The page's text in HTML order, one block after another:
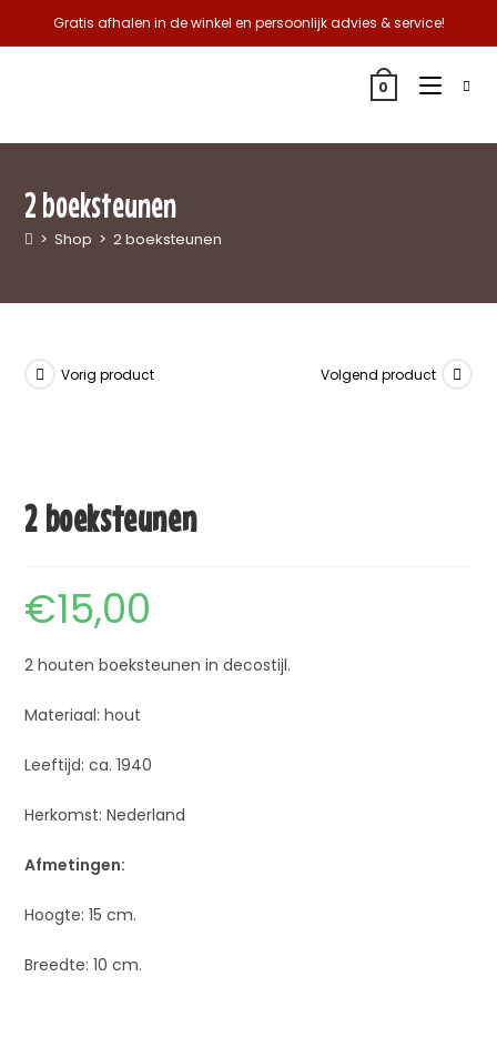
Gratis afhalen in de winkel en persoonlijk advies & service!
0
2 boeksteunen
> Shop > 2 boeksteunen
Vorig product Volgend product
2 boeksteunen
€15,00
2 houten boeksteunen in decostijl.
Materiaal: hout
Leeftijd: ca. 1940
Herkomst: Nederland
Afmetingen:
Hoogte: 15 cm.
Breedte: 10 cm.